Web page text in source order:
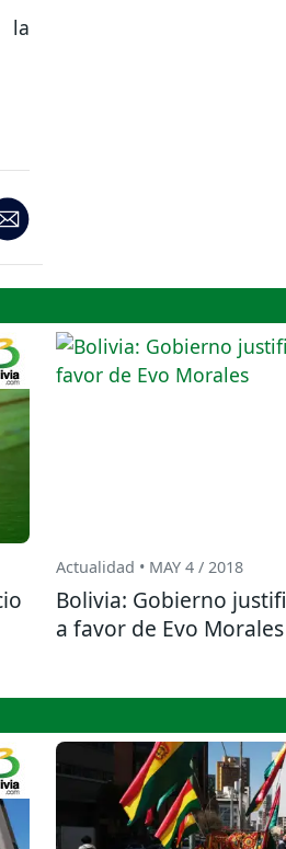
la
Actualidad • MAY 4 / 2018
Bolivia: Gobierno
a favor de Evo Morales